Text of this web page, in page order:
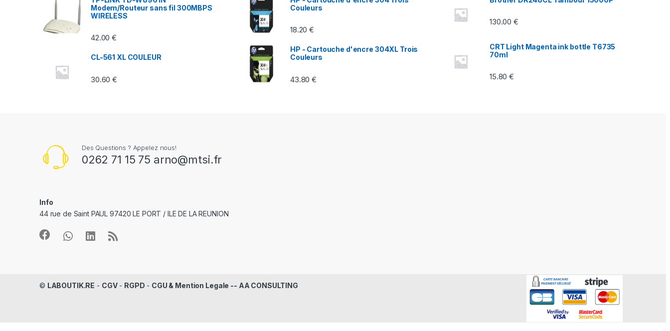
Modem/Routeur sans fil 300MBPS
WIRELESS
42.00€
CL-561 XL COULEUR
30.60€
Couleurs
18.20€
HP - Cartouche d'encre 304XL Trois
Couleurs
43.80€
130.00€
CRT Light Magenta ink bottle T6735
70ml
15.80€
Des Questions ? Appelez nous!
0262 71 15 75 arno@mtsi.fr
Info
44 rue de Saint PAUL 97420 LE PORT / ILE DE LA REUNION
© LABOUTIK.RE - CGV- RGPD - CGU & Mention Legale -- AA CONSULTING